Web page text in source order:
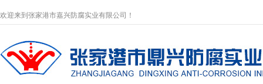
欢迎来到张家港市嘉兴防腐实业有限公司！